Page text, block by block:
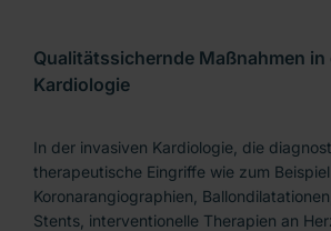
Qualitätssichernde Maßnahmen
Kardiologie
In der invasiven Kardiologie, die
therapeutische Eingriffe wie zum Beispiel
Koronarangiographien,
Stents, interventionelle Therapien an